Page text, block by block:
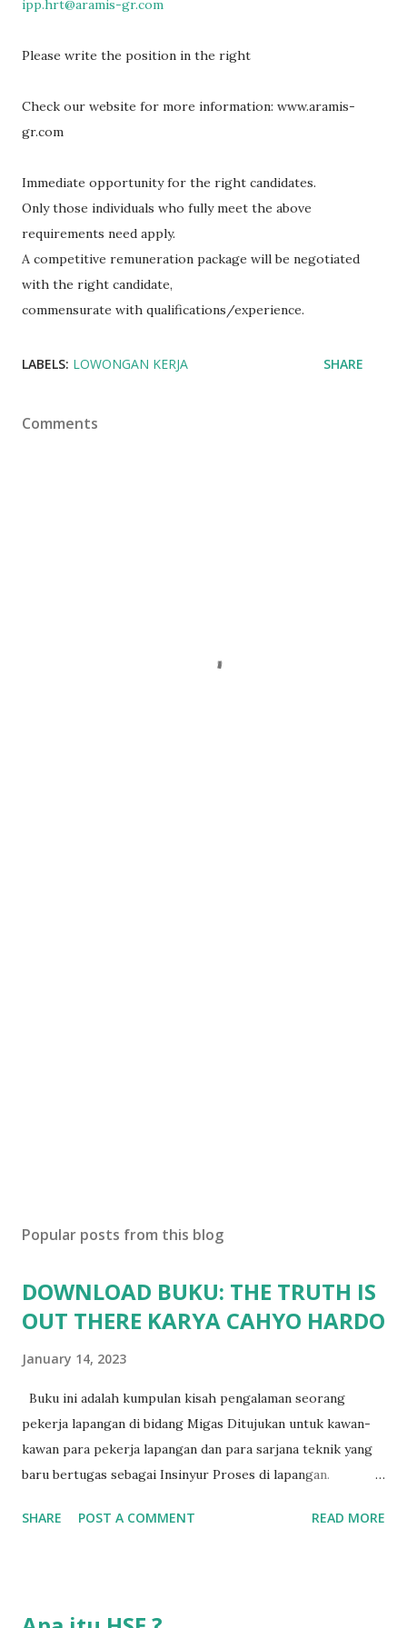
ipp.hrt@aramis-gr.com
Please write the position in the right
Check our website for more information: www.aramis-
gr.com
Immediate opportunity for the right candidates.
Only those individuals who fully meet the above
requirements need apply.
A competitive remuneration package will be negotiated
with the right candidate,
commensurate with qualifications/experience.
LABELS: LOWONGAN KERJA SHARE
Comments
Popular posts from this blog
DOWNLOAD BUKU: THE TRUTH IS
OUT THERE KARYA CAHYO HARDO
January 14, 2023
Buku ini adalah kumpulan kisah pengalaman seorang
pekerja lapangan di bidang Migas Ditujukan untuk kawan-
kawan para pekerja lapangan dan para sarjana teknik yang
baru bertugas sebagai Insinyur Proses di lapangan.
jurusan Teknik Kimia dan langsung berhadapan dengan
SHARE POST A COMMENT READ MORE